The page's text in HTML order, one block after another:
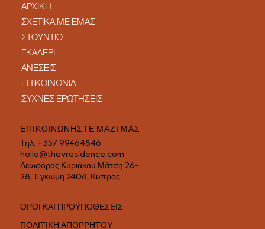
ΑΡΧΙΚΗ
ΣΧΕΤΙΚΑ ΜΕ ΕΜΑΣ
ΣΤΟΥΝΤΙΟ
ΓΚΑΛΕΡΙ
ΑΝΕΣΕΙΣ
ΕΠΙΚΟΙΝΩΝΙΑ
ΣΥΧΝΕΣ ΕΡΩΤΗΣΕΙΣ
ΕΠΙΚΟΙΝΩΝΗΣΤΕ ΜΑΖΙ ΜΑΣ
Τηλ.+357 99464846
hello@thevresidence.com
Λεωφόρος Κυριάκου Μάτση 26-
28, Έγκωμη 2408, Κύπρος
ΟΡΟΙ ΚΑΙ ΠΡΟΫΠΟΘΕΣΕΙΣ
ΠΟΛΙΤΙΚΗ ΑΠΟΡΡΗΤΟΥ